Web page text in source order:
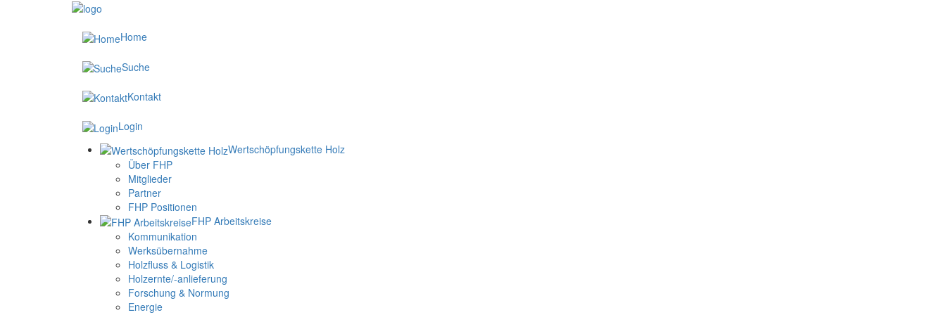
Home
Suche
Kontakt
Login
Wertschöpfungskette Holz
Über FHP
Mitglieder
Partner
FHP Positionen
FHP Arbeitskreise
Kommunikation
Werksübernahme
Holzfluss & Logistik
Holzernte/-anlieferung
Forschung & Normung
Energie